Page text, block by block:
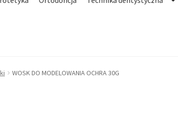
WOSK DO MODELOWANIA OCHRA 30G